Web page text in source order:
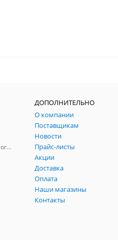
Комплектующие для насосного оборудования
ДОПОЛНИТЕЛЬНО
О компании
Поставщикам
Новости
Прайс-листы
Акции
Доставка
Оплата
Наши магазины
Контакты